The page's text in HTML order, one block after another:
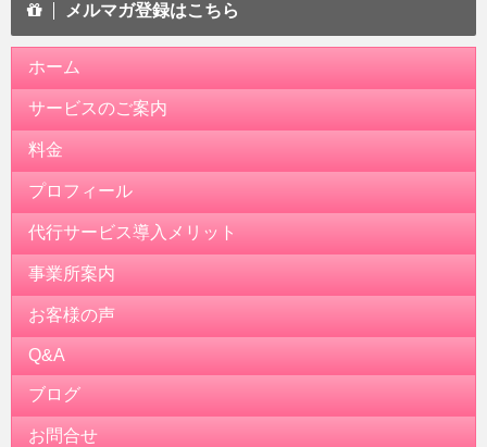
メルマガ登録はこちら
ホーム
サービスのご案内
料金
プロフィール
代行サービス導入メリット
事業所案内
お客様の声
Q&A
ブログ
お問合せ